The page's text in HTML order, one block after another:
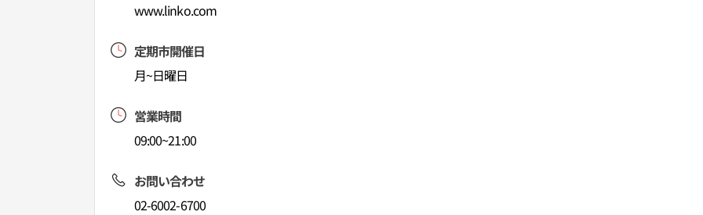
www.linko.com
定期市開催日
月~日曜日
営業時間
09:00~21:00
お問い合わせ
02-6002-6700